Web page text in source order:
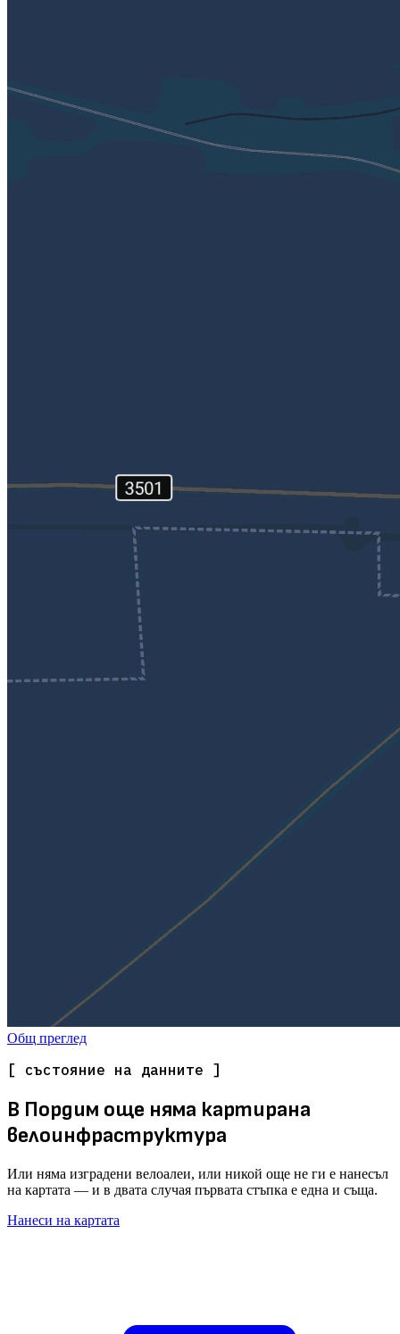
Общ преглед
[ състояние на данните ]
В Пордим още няма картирана
велоинфраструктура
Или няма изградени велоалеи, или никой още не ги е нанесъл
на картата — и в двата случая първата стъпка е една и съща.
Нанеси на картата